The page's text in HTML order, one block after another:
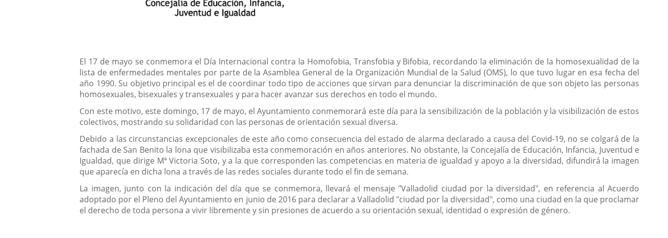
Descripción
El 17 de mayo se conmemora el Día Internacional contra la Homofobia, Transfobia y Bifobia, recordando la eliminación de la homosexualidad de la
lista de enfermedades mentales por parte de la Asamblea General de la Organización Mundial de la Salud (OMS), lo que tuvo lugar en esa fecha del
año 1990. Su objetivo principal es el de coordinar todo tipo de acciones que sirvan para denunciar la discriminación de que son objeto las personas
homosexuales, bisexuales y transexuales y para hacer avanzar sus derechos en todo el mundo.
Con este motivo, este domingo, 17 de mayo, el Ayuntamiento conmemorará este día para la sensibilización de la población y la visibilización de estos
colectivos, mostrando su solidaridad con las personas de orientación sexual diversa.
Debido a las circunstancias excepcionales de este año como consecuencia del estado de alarma declarado a causa del Covid-19, no se colgará de la
fachada de San Benito la lona que visibilizaba esta conmemoración en años anteriores. No obstante, la Concejalía de Educación, Infancia, Juventud e
Igualdad, que dirige Mª Victoria Soto, y a la que corresponden las competencias en materia de igualdad y apoyo a la diversidad, difundirá la imagen
que aparecía en dicha lona a través de las redes sociales durante todo el fin de semana.
La imagen, junto con la indicación del día que se conmemora, llevará el mensaje "Valladolid ciudad por la diversidad", en referencia al Acuerdo
adoptado por el Pleno del Ayuntamiento en junio de 2016 para declarar a Valladolid "ciudad por la diversidad", como una ciudad en la que proclamar
el derecho de toda persona a vivir libremente y sin presiones de acuerdo a su orientación sexual, identidad o expresión de género.